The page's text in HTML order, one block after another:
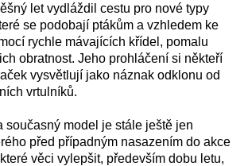
let vydláždil cestu pro nové typy
se podobají ptákům a vzhledem ke
rychle mávajících křídel, pomalu
obratnost. Jeho prohláčení si někteří
vysvětlují jako náznak odklonu od
vrtulníků.
současný model je stále ještě jen
před případným nasazením do akce
věci vylepšit, především dobu letu,